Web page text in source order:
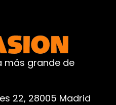
más grande de
22, 28005 Madrid